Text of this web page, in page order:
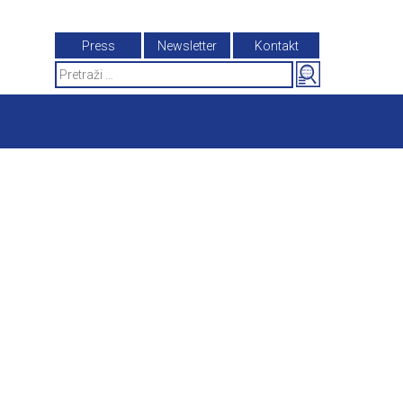
Press Newsletter
Kontakt
Search
for: